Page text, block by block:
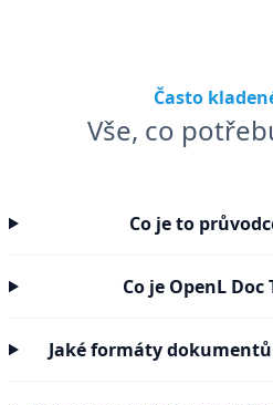
Často
Vše, co
Co je to
Co je OpenL
Jaké formáty